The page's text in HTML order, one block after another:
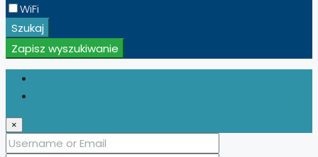
WiFi
Szukaj
Zapisz wyszukiwanie
×